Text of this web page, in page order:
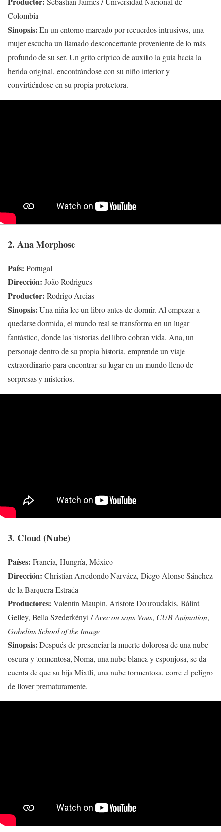
Colombia
Sinopsis: En un entorno marcado por recuerdos intrusivos, una
mujer escucha un llamado desconcertante proveniente de lo más
profundo de su ser. Un grito críptico de auxilio la guía hacia la
herida original, encontrándose con su niño interior y
convirtiéndose en su propia protectora.
2. Ana Morphose
País: Portugal
Dirección: João Rodrigues
Productor: Rodrigo Areias
Sinopsis: Una niña lee un libro antes de dormir. Al empezar a
quedarse dormida, el mundo real se transforma en un lugar
fantástico, donde las historias del libro cobran vida. Ana, un
personaje dentro de su propia historia, emprende un viaje
extraordinario para encontrar su lugar en un mundo lleno de
sorpresas y misterios.
3. Cloud (Nube)
Países: Francia, Hungría, México
Dirección: Christian Arredondo Narváez, Diego Alonso Sánchez
de la Barquera Estrada
Productores: Valentin Maupin, Aristote Douroudakis, Bálint
Gelley, Bella Szederkényi /Avec ou sans Vous, CUB Animation,
Gobelins School of the Image
Sinopsis: Después de presenciar la muerte dolorosa de una nube
oscura y tormentosa, Noma, una nube blanca y esponjosa, se da
cuenta de que su hija Mixtli, una nube tormentosa, corre el peligro
de llover prematuramente.